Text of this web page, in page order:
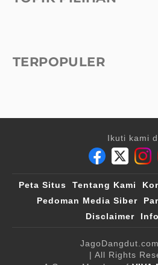
TERPOPULER
Ikuti kami
Peta Situs Tentang Kami
Pedoman Media Siber
Disclaimer
JagoDangdut.com
| All Rights